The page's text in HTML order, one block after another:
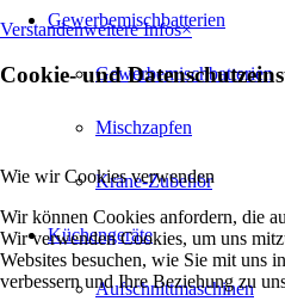
Gewerbemischbatterien
Gewerbemischbatterien
Mischzapfen
Kräne-Zubehör
Küchengeräte
Aufschnittmaschinen
Verstandenweitere Infos×
Cookie- und
Wie wir Cookies verwenden
Wir können Cookies anfordern, die
Wir verwenden Cookies, um uns
Websites besuchen, wie Sie mit uns
verbessern und Ihre Beziehung zu